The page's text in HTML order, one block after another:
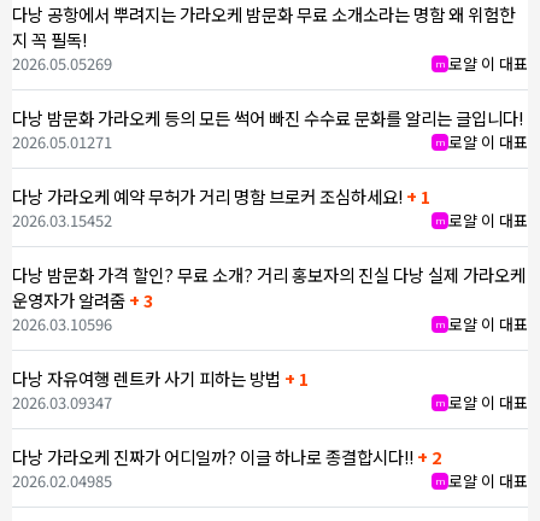
다낭 공항에서 뿌려지는 가라오케 밤문화 무료 소개소라는 명함 왜 위험한
지 꼭 필독!
m 로얄 이 대표
2026.05.05269
다낭 밤문화 가라오케 등의 모든 썩어 빠진 수수료 문화를 알리는 글입니다!
m 로얄 이 대표
2026.05.01271
다낭 가라오케 예약 무허가 거리 명함 브로커 조심하세요! + 1
m 로얄 이 대표
2026.03.15452
다낭 밤문화 가격 할인? 무료 소개? 거리 홍보자의 진실 다낭 실제 가라오케
운영자가 알려줌+ 3
m 로얄 이 대표
2026.03.10596
다낭 자유여행 렌트카 사기 피하는 방법 + 1
m 로얄 이 대표
2026.03.09347
다낭 가라오케 진짜가 어디일까? 이글 하나로 종결합시다!! + 2
m 로얄 이 대표
2026.02.04985